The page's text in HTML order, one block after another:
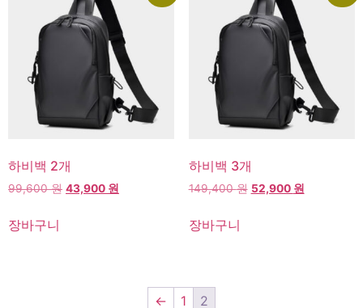
하비백 2개
99,600원 43,900 원
장바구니
하비백 3개
149,400원 52,900 원
장바구니
← 1 2